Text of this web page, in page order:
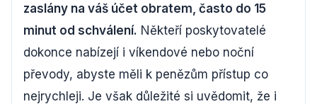
zaslány na váš účet obratem, často do 15
minut od schválení. Někteří poskytovatelé
dokonce nabízejí i víkendové nebo noční
převody, abyste měli k penězům přístup co
nejrychleji. Je však důležité si uvědomit, že i